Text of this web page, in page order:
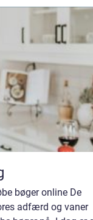
bøger online De
adfærd og vaner